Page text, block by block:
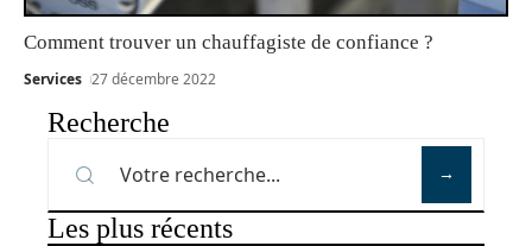
Comment trouver un chauffagiste de confiance ?
Services 27 décembre 2022
Recherche
Les plus récents